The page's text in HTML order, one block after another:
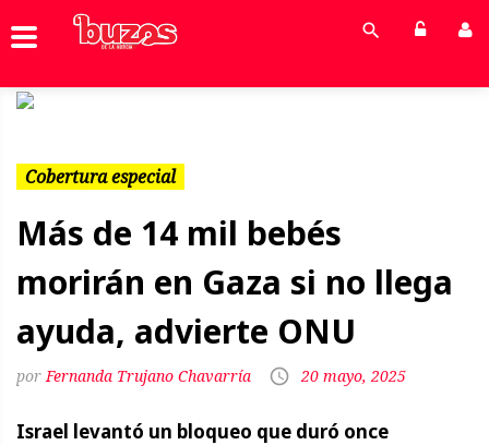
Cobertura especial
Más de 14 mil bebés
morirán en Gaza si no llega
ayuda, advierte ONU
Fernanda Trujano Chavarría 20 mayo, 2025
Israel levantó un bloqueo que duró once